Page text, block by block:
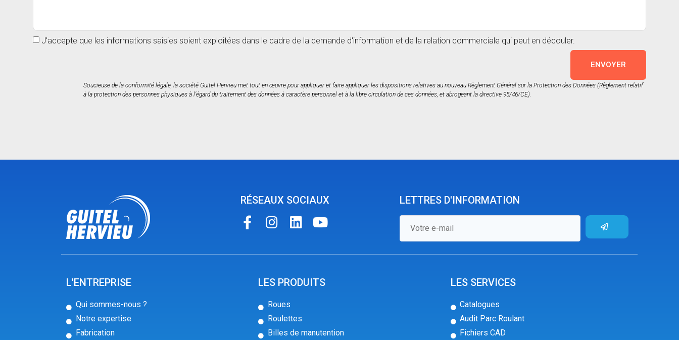
J'accepte que les informations saisies soient exploitées dans le cadre de la demande d'information et de la relation commerciale qui peut en découler.
ENVOYER
Soucieuse de la conformité légale, la société Guitel Hervieu met tout en œuvre pour appliquer et faire appliquer les dispositions relatives au nouveau Règlement Général sur la Protection des Données (Règlement relatif
à la protection des personnes physiques à l’égard du traitement des données à caractère personnel et à la libre circulation de ces données, et abrogeant la directive 95/46/CE).
RÉSEAUX SOCIAUX LETTRES D'INFORMATION
L'ENTREPRISE
Qui sommes-nous ?
Notre expertise
Fabrication
LES PRODUITS
Roues
Roulettes
Billes de manutention
LES SERVICES
Catalogues
Audit Parc Roulant
Fichiers CAD